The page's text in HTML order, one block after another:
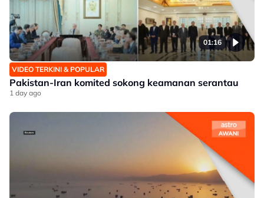
01:16
VIDEO TERKINI & POPULAR
Pakistan-Iran komited sokong keamanan serantau
1 day ago